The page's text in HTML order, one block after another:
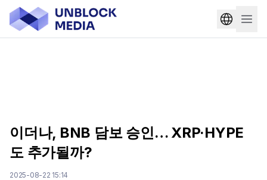
이더나, BNB 담보 승인… XRP·HYPE
도 추가될까?
2025-08-22 15:14